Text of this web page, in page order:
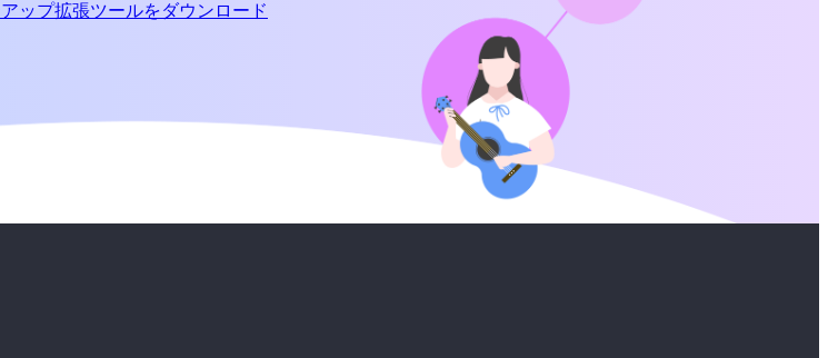
ップ拡張ツールをダウンロード